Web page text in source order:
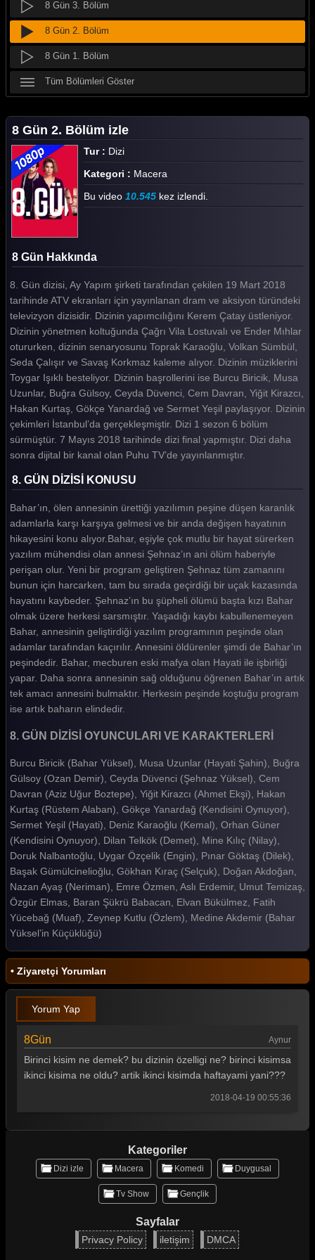
8 Gün 3. Bölüm
8 Gün 2. Bölüm
8 Gün 1. Bölüm
Tüm Bölümleri Göster
8 Gün 2. Bölüm izle
Tur : Dizi
Kategori : Macera
Bu video 10.545 kez izlendi.
8 Gün Hakkında
8. Gün dizisi, Ay Yapım şirketi tarafından çekilen 19 Mart 2018
tarihinde ATV ekranları için yayınlanan dram ve aksiyon türündeki
televizyon dizisidir. Dizinin yapımcılığını Kerem Çatay üstleniyor.
Dizinin yönetmen koltuğunda Çağrı Vila Lostuvalı ve Ender Mıhlar
otururken, dizinin senaryosunu Toprak Karaoğlu, Volkan Sümbül,
Seda Çalışır ve Savaş Korkmaz kaleme alıyor. Dizinin müziklerini
Toygar Işıklı besteliyor. Dizinin başrollerini ise Burcu Biricik, Musa
Uzunlar, Buğra Gülsoy, Ceyda Düvenci, Cem Davran, Yiğit Kirazcı,
Hakan Kurtaş, Gökçe Yanardağ ve Sermet Yeşil paylaşıyor. Dizinin
çekimleri İstanbul’da gerçekleşmiştir. Dizi 1 sezon 6 bölüm
sürmüştür. 7 Mayıs 2018 tarihinde dizi final yapmıştır. Dizi daha
sonra dijital bir kanal olan Puhu TV’de yayınlanmıştır.
8. GÜN DİZİSİ KONUSU
Bahar’ın, ölen annesinin ürettiği yazılımın peşine düşen karanlık
adamlarla karşı karşıya gelmesi ve bir anda değişen hayatının
hikayesini konu alıyor.Bahar, eşiyle çok mutlu bir hayat sürerken
yazılım mühendisi olan annesi Şehnaz’ın ani ölüm haberiyle
perişan olur. Yeni bir program geliştiren Şehnaz tüm zamanını
bunun için harcarken, tam bu sırada geçirdiği bir uçak kazasında
hayatını kaybeder. Şehnaz’ın bu şüpheli ölümü başta kızı Bahar
olmak üzere herkesi sarsmıştır. Yaşadığı kaybı kabullenemeyen
Bahar, annesinin geliştirdiği yazılım programının peşinde olan
adamlar tarafından kaçırılır. Annesini öldürenler şimdi de Bahar’ın
peşindedir. Bahar, mecburen eski mafya olan Hayati ile işbirliği
yapar. Daha sonra annesinin sağ olduğunu öğrenen Bahar’ın artık
tek amacı annesini bulmaktır. Herkesin peşinde koştuğu program
ise artık baharın elindedir.
8. GÜN DİZİSİ OYUNCULARI VE KARAKTERLERİ
Burcu Biricik (Bahar Yüksel), Musa Uzunlar (Hayati Şahin), Buğra
Gülsoy (Ozan Demir), Ceyda Düvenci (Şehnaz Yüksel), Cem
Davran (Aziz Uğur Boztepe), Yiğit Kirazcı (Ahmet Ekşi), Hakan
Kurtaş (Rüstem Alaban), Gökçe Yanardağ (Kendisini Oynuyor),
Sermet Yeşil (Hayati), Deniz Karaoğlu (Kemal), Orhan Güner
(Kendisini Oynuyor), Dilan Telkök (Demet), Mine Kılıç (Nilay),
Doruk Nalbantoğlu, Uygar Özçelik (Engin), Pınar Göktaş (Dilek),
Başak Gümülcinelioğlu, Gökhan Kıraç (Selçuk), Doğan Akdoğan,
Nazan Ayaş (Neriman), Emre Özmen, Aslı Erdemir, Umut Temizaş,
Özgür Elmas, Baran Şükrü Babacan, Elvan Bükülmez, Fatih
Yücebağ (Muaf), Zeynep Kutlu (Özlem), Medine Akdemir (Bahar
Yüksel’in Küçüklüğü)
• Ziyaretçi Yorumları
Yorum Yap
8Gün Aynur
Birinci kisim ne demek? bu dizinin özelligi ne? birinci kisimsa
ikinci kisima ne oldu? artik ikinci kisimda haftayami yani???
2018-04-19 00:55:36
Kategoriler
Dizi izle Macera Komedi Duygusal
Tv Show Gençlik
Sayfalar
Privacy Policy iletişim DMCA